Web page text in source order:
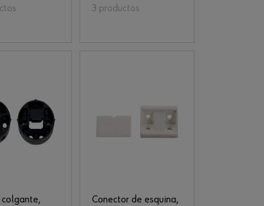
3 productos
Conector de esquina,